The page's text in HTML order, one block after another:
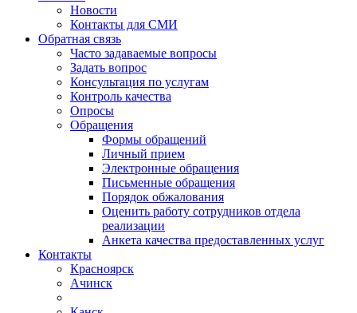
Новости
Контакты для СМИ
Обратная связь
Часто задаваемые вопросы
Задать вопрос
Консультация по услугам
Контроль качества
Опросы
Обращения
Формы обращений
Личный прием
Электронные обращения
Письменные обращения
Порядок обжалования
Оценить работу сотрудников отдела
реализации
Анкета качества предоставленных услуг
Контакты
Красноярск
Ачинск